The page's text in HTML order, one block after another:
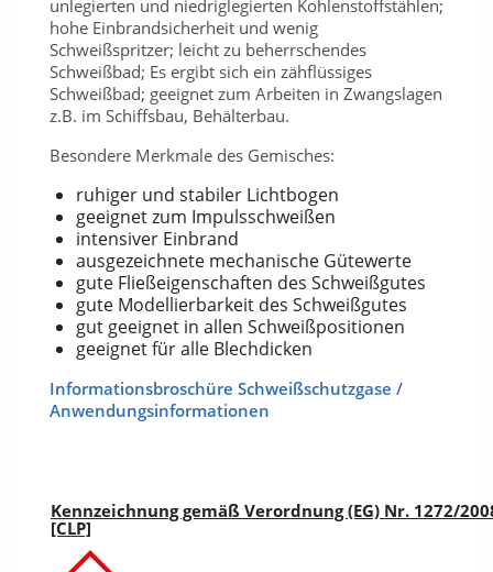
unlegierten und niedriglegierten Kohlenstoffstählen;
hohe Einbrandsicherheit und wenig
Schweißspritzer; leicht zu beherrschendes
Schweißbad; Es ergibt sich ein zähflüssiges
Schweißbad; geeignet zum Arbeiten in Zwangslagen
z.B. im Schiffsbau, Behälterbau.
Besondere Merkmale des Gemisches:
ruhiger und stabiler Lichtbogen
geeignet zum Impulsschweißen
intensiver Einbrand
ausgezeichnete mechanische Gütewerte
gute Fließeigenschaften des Schweißgutes
gute Modellierbarkeit des Schweißgutes
gut geeignet in allen Schweißpositionen
geeignet für alle Blechdicken
Informationsbroschüre Schweißschutzgase /
Anwendungsinformationen
Kennzeichnung gemäß Verordnung (EG) Nr. 1272/
[CLP]